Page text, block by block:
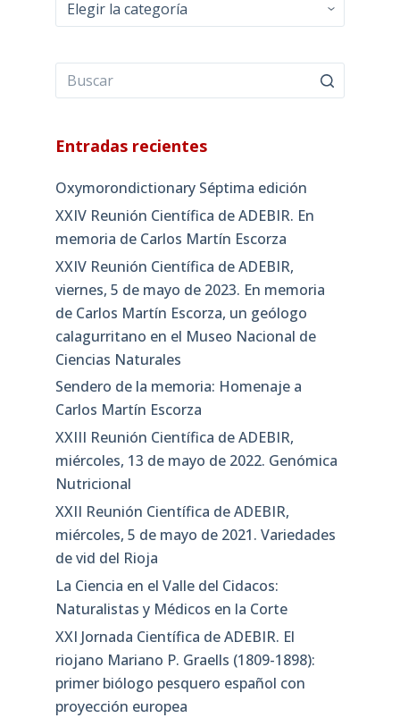
Entradas recientes
Oxymorondictionary Séptima edición
XXIV Reunión Científica de ADEBIR. En
memoria de Carlos Martín Escorza
XXIV Reunión Científica de ADEBIR,
viernes, 5 de mayo de 2023. En memoria
de Carlos Martín Escorza, un geólogo
calagurritano en el Museo Nacional de
Ciencias Naturales
Sendero de la memoria: Homenaje a
Carlos Martín Escorza
XXIII Reunión Científica de ADEBIR,
miércoles, 13 de mayo de 2022. Genómica
Nutricional
XXII Reunión Científica de ADEBIR,
miércoles, 5 de mayo de 2021. Variedades
de vid del Rioja
La Ciencia en el Valle del Cidacos:
Naturalistas y Médicos en la Corte
XXI Jornada Científica de ADEBIR. El
riojano Mariano P. Graells (1809-1898):
primer biólogo pesquero español con
proyección europea